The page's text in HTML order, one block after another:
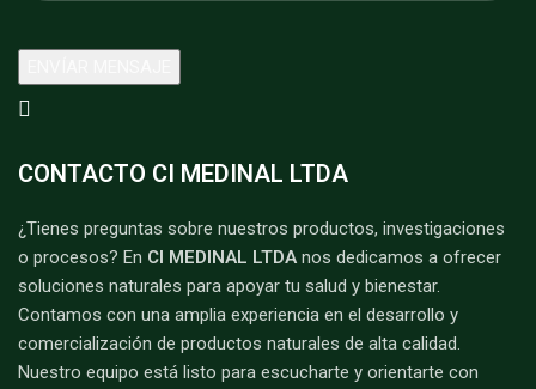
CONTACTO CI MEDINAL LTDA
¿Tienes preguntas sobre nuestros productos, investigaciones
o procesos? En CI MEDINAL LTDA nos dedicamos a ofrecer
soluciones naturales para apoyar tu salud y bienestar.
Contamos con una amplia experiencia en el desarrollo y
comercialización de productos naturales de alta calidad.
Nuestro equipo está listo para escucharte y orientarte con